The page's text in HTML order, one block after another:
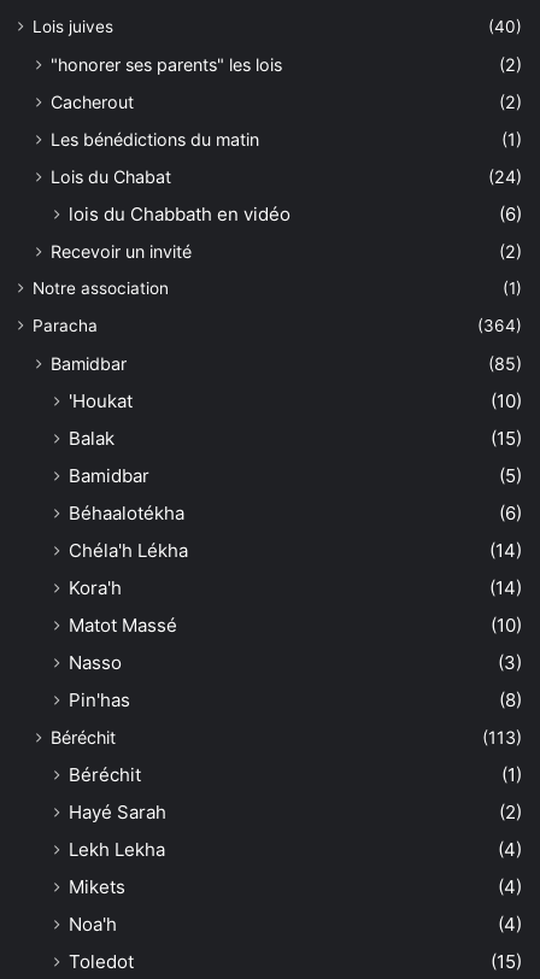
Lois juives (40)
"honorer ses parents" les lois
(2)
Cacherout
(2)
Les bénédictions du matin
(1)
Lois du Chabat
(24)
lois du Chabbath en vidéo (6)
Recevoir un invité (2)
Notre association
(1)
Paracha
(364)
Bamidbar (85)
'Houkat
(10)
Balak
(15)
Bamidbar
(5)
Béhaalotékha
(6)
Chéla'h Lékha
(14)
Kora'h
(14)
Matot Massé
(10)
Nasso
(3)
Pin'has
(8)
Béréchit (113)
Béréchit
(1)
Hayé Sarah
(2)
Lekh Lekha
(4)
Mikets
(4)
Noa'h
(4)
Toledot
(15)